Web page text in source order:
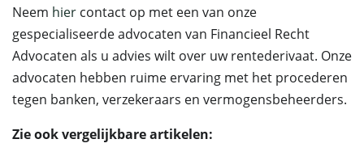
Neem hier contact op met een van onze
gespecialiseerde advocaten van Financieel Recht
Advocaten als u advies wilt over uw rentederivaat. Onze
advocaten hebben ruime ervaring met het procederen
tegen banken, verzekeraars en vermogensbeheerders.
Zie ook vergelijkbare artikelen: